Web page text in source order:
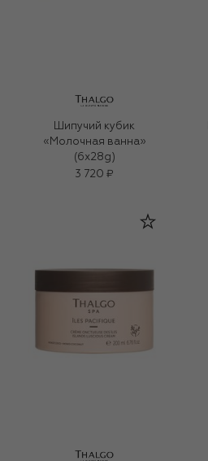
Шипучий кубик
«Молочная ванна»
(6x28g)
3 720 ₽